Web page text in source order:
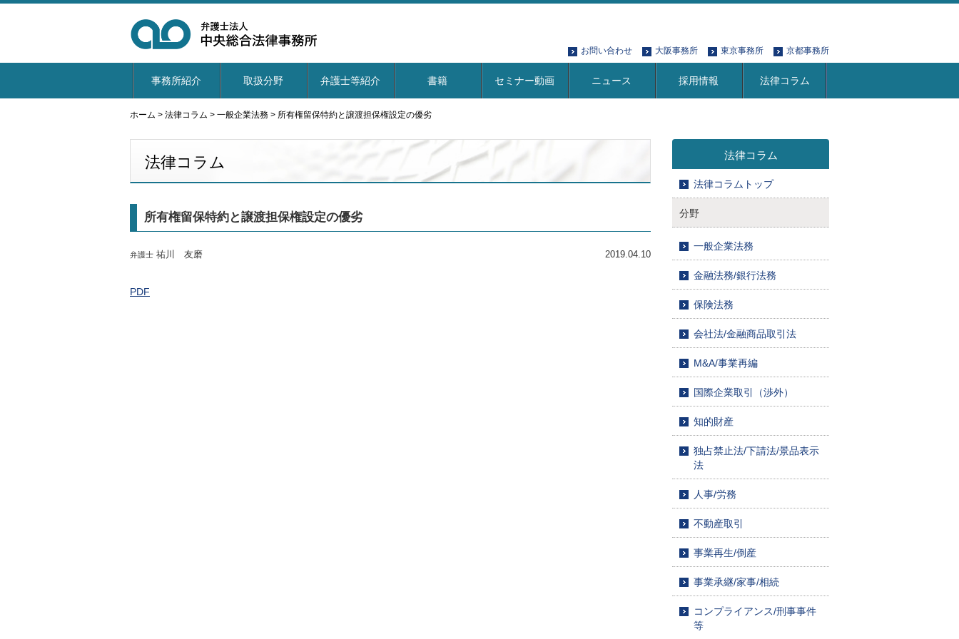
お問い合わせ 大阪事務所 東京事務所 京都事務所
事務所紹介 取扱分野 弁護士等紹介 書籍 セミナー動画 ニュース 採用情報 法律コラム
ホーム > 法律コラム > 一般企業法務 > 所有権留保特約と譲渡担保権設定の優劣
法律コラム
所有権留保特約と譲渡担保権設定の優劣
弁護士 祐川 友磨 2019.04.10
PDF
法律コラム
法律コラムトップ
分野
一般企業法務
金融法務/銀行法務
保険法務
会社法/金融商品取引法
M&A/事業再編
国際企業取引（渉外）
知的財産
独占禁止法/下請法/景品表示
法
人事/労務
不動産取引
事業再生/倒産
事業承継/家事/相続
コンプライアンス/刑事事件
等